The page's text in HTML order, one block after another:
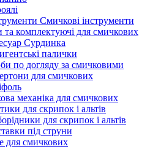
Смичкові інструменти
та комплектуючі для смичкових
Сурдинка
палички
по догляду за смичковими
для смичкових
механіка для смичкових
для скрипок і альтів
для скрипок і альтів
під струни
для смичкових